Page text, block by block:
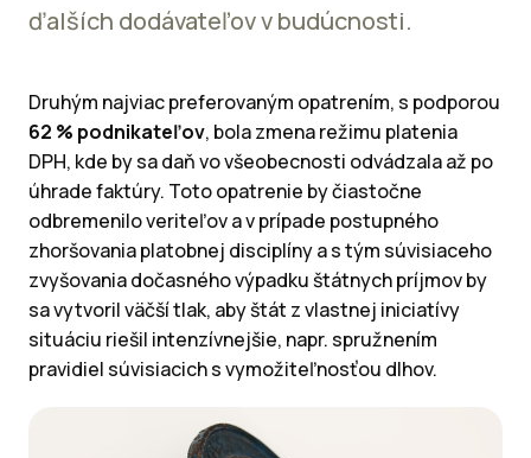
ďalších dodávateľov v budúcnosti.
Druhým najviac preferovaným opatrením, s podporou
62 % podnikateľov, bola zmena režimu platenia
DPH, kde by sa daň vo všeobecnosti odvádzala až po
úhrade faktúry. Toto opatrenie by čiastočne
odbremenilo veriteľov a v prípade postupného
zhoršovania platobnej disciplíny a s tým súvisiaceho
zvyšovania dočasného výpadku štátnych príjmov by
sa vytvoril väčší tlak, aby štát z vlastnej iniciatívy
situáciu riešil intenzívnejšie, napr. spružnením
pravidiel súvisiacich s vymožiteľnosťou dlhov.